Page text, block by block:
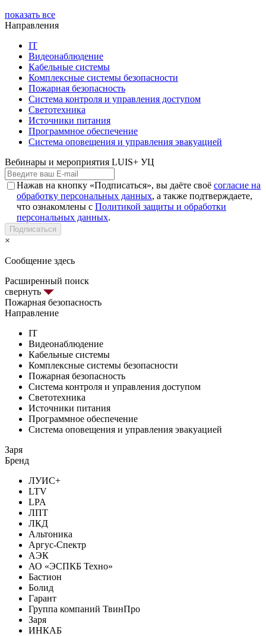
показать все
Направления
IT
Видеонаблюдение
Кабельные системы
Комплексные системы безопасности
Пожарная безопасность
Система контроля и управления доступом
Светотехника
Источники питания
Программное обеспечение
Система оповещения и управления эвакуацией
Вебинары и мероприятия LUIS+ УЦ
Нажав на кнопку «Подписаться», вы даёте своё согласие на
обработку персональных данных, а также подтверждаете,
что ознакомлены с Политикой защиты и обработки
персональных данных.
Подписаться
×
Сообщение здесь
Расширенный поиск
свернуть
Пожарная безопасность
Направление
IT
Видеонаблюдение
Кабельные системы
Комплексные системы безопасности
Пожарная безопасность
Система контроля и управления доступом
Светотехника
Источники питания
Программное обеспечение
Система оповещения и управления эвакуацией
Заря
Бренд
ЛУИС+
LTV
LPA
ЛПТ
ЛКД
Альтоника
Аргус-Спектр
АЭК
АО «ЭСПКБ Техно»
Бастион
Болид
Гарант
Группа компаний ТвинПро
Заря
ИНКАБ